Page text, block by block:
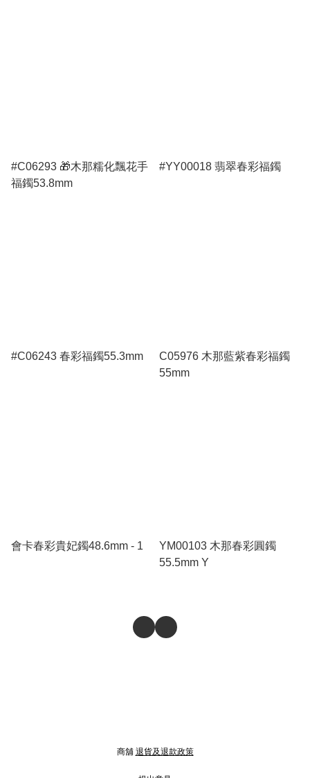
#C06293 🎁木那糯化飄花手
福鐲53.8mm
#YY00018 翡翠春彩福鐲
#C06243 春彩福鐲55.3mm
C05976 木那藍紫春彩福鐲
55mm
會卡春彩貴妃鐲48.6mm - 1
YM00103 木那春彩圓鐲
55.5mm Y
商舖 退貨及退款政策